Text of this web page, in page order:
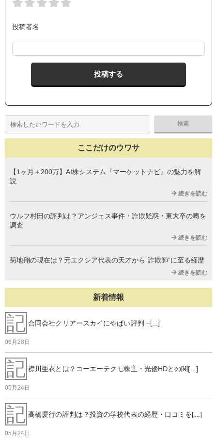
投稿者名
ここだけのウワサ
【1ヶ月＋200万】AI株システム『マーケットナビ』の魅力を解
説
続きを読む
ウルフ村田の評判は？アンジェス事件・詐欺疑惑・東大卒の噂を
調査
続きを読む
菊地翔の現在は？元エクシア代表の天才から”詐欺師”に至る経歴
続きを読む
新着情報
記 合同会社クリアースカイにやばい評判 –[...]
06月28日
記 襟川亜衣とは？コーエーテクモ株主・光優HDとの関[...]
05月24日
記 高橋慶行の評判は？投資の学校代表の経歴・口コミを[...]
05月24日